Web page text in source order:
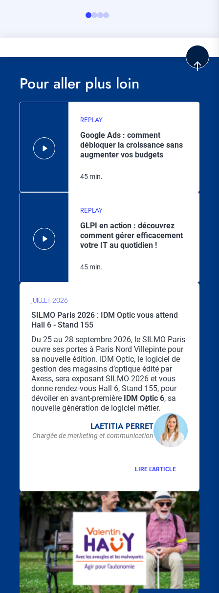
Pour aller plus loin
REPLAY
Google Ads : comment
débloquer la croissance sans
augmenter vos budgets
45 min.
REPLAY
GLPI en action : découvrez
comment gérer efficacement
votre IT au quotidien !
45 min.
JUILLET 2026
SILMO Paris 2026 : IDM Optic vous attend
Hall 6 - Stand 155
Chapo
Du 25 au 28 septembre 2026, le SILMO Paris
ouvre ses portes à Paris Nord Villepinte pour
sa nouvelle édition. IDM Optic, le logiciel de
gestion des magasins d’optique édité par
Axess, sera exposant SILMO 2026 et vous
donne rendez-vous Hall 6, Stand 155, pour
dévoiler en avant-première IDM Optic 6, sa
nouvelle génération de logiciel métier.
LAETITIA PERRET
Chargée de marketing et communication
LIRE L'ARTICLE
Visuel
principal